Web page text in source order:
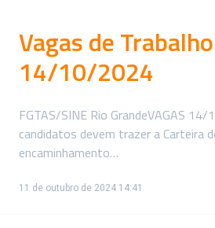
Vagas de
14/10/2024
FGTAS/SINE Rio GrandeVAGAS
candidatos devem trazer a Carteira
encaminhamento…
11 de outubro de 2024 14:41